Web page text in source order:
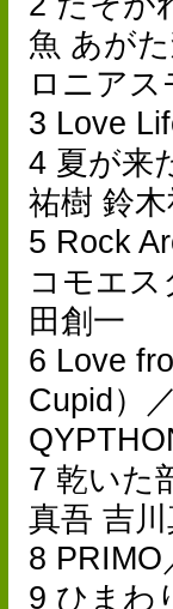
魚 あが
ロニア
3 Love
4 夏が来
祐樹 鈴
5 Rock
コモエ
田創一
6 Love
Cupid）
7 乾いた
真吾 吉
8 PRIMO
9 ひまわ